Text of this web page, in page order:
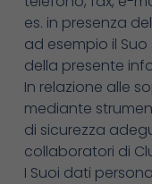
es. in presenza
ad esempio il
della presente
In relazione alle
mediante
di sicurezza
collaboratori di
I Suoi dati